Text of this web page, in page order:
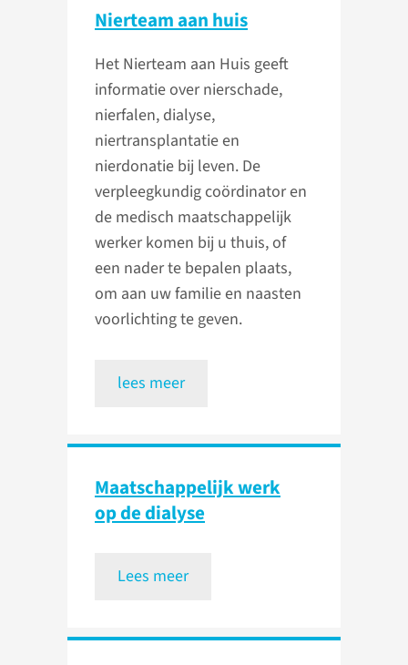
Nierteam aan huis
Het Nierteam aan Huis geeft
informatie over nierschade,
nierfalen, dialyse,
niertransplantatie en
nierdonatie bij leven. De
verpleegkundig coördinator en
de medisch maatschappelijk
werker komen bij u thuis, of
een nader te bepalen plaats,
om aan uw familie en naasten
voorlichting te geven.
lees meer
Maatschappelijk werk
op de dialyse
Lees meer